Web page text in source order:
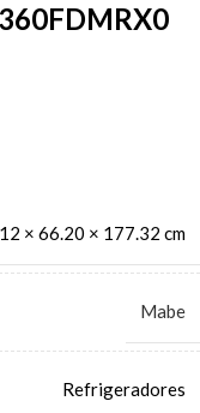
× 66.20 × 177.32 cm
Mabe
Refrigeradores